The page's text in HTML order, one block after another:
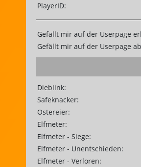
PlayerID:
Gefällt mir auf der Userpage
Gefällt mir auf der Userpage
Dieblink:
Safeknacker:
Ostereier:
Elfmeter:
Elfmeter - Siege:
Elfmeter - Unentschieden:
Elfmeter - Verloren: